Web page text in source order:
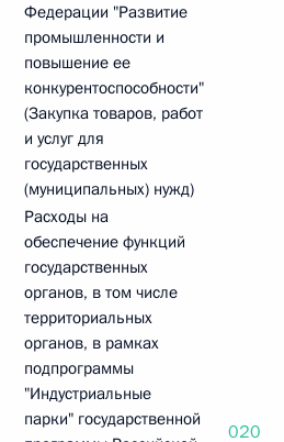
Федерации "Развитие
промышленности и
повышение ее
конкурентоспособности"
(Закупка товаров, работ
и услуг для
государственных
(муниципальных) нужд)
Расходы на
обеспечение функций
государственных
органов, в том числе
территориальных
органов, в рамках
подпрограммы
"Индустриальные
парки" государственной
020